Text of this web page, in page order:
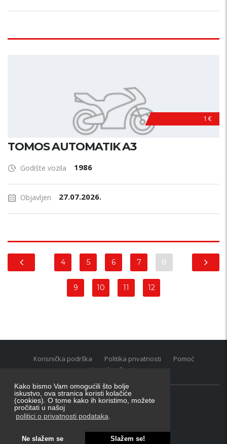
Kako bismo Vam omogućili što bolje
iskustvo, ova stranica koristi kolačiće
(cookies). O tome kako ih koristimo, možete
pročitati u našoj
politici o privatnosti podataka
Ne slažem se Slažem se!
1 €
TOMOS AUTOMATIK A3
Godište vozila 1986
Objavljen 27.07.2026.
4 5 6 7 8
9 10 11 12
Korisnička podrška Politika privatnosti
Pomoć
Uvjeti korištenja
Oglasnik grupacija:posao.hr|oglasnik.hr|auti.hr
Tečaj za konverziju u EUR valutu: 1 euro = 7.53450 kn